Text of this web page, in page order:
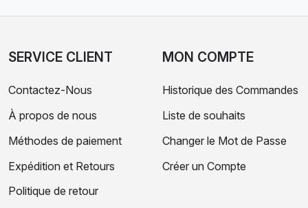
SERVICE CLIENT
Contactez-Nous
À propos de nous
Méthodes de paiement
Expédition et Retours
Politique de retour
MON COMPTE
Historique des Commandes
Liste de souhaits
Changer le Mot de Passe
Créer un Compte